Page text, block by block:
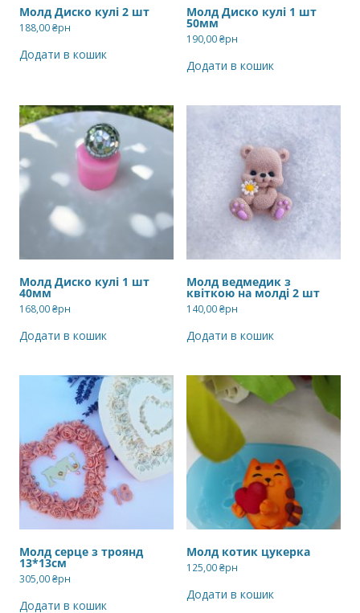
Молд Диско кулі 2 шт
188,00₴рн
Додати в кошик
Молд Диско кулі 1 шт
50мм
190,00₴рн
Додати в кошик
Молд Диско кулі 1 шт
40мм
168,00₴рн
Додати в кошик
Молд ведмедик з
квіткою на молді 2 шт
140,00₴рн
Додати в кошик
Молд серце з троянд
13*13см
305,00₴рн
Додати в кошик
Молд котик цукерка
125,00₴рн
Додати в кошик